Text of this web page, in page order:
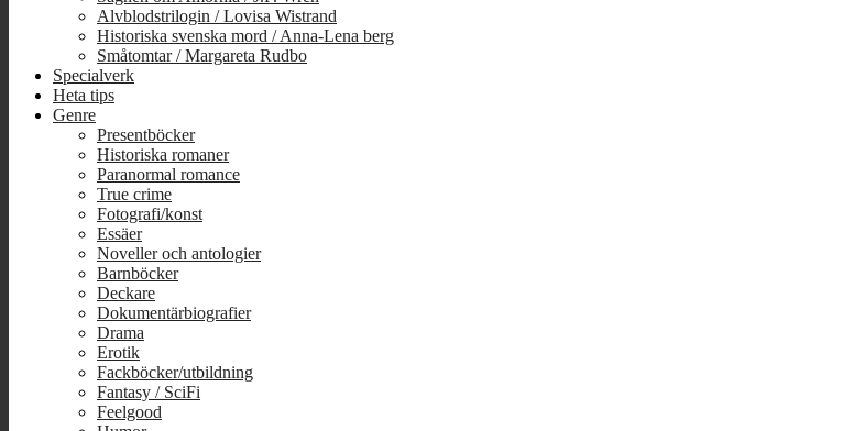
Alvblodstrilogin / Lovisa Wistrand
Historiska svenska mord / Anna-Lena berg
Småtomtar / Margareta Rudbo
Specialverk
Heta tips
Genre
Presentböcker
Historiska romaner
Paranormal romance
True crime
Fotografi/konst
Essäer
Noveller och antologier
Barnböcker
Deckare
Dokumentärbiografier
Drama
Erotik
Fackböcker/utbildning
Fantasy / SciFi
Feelgood